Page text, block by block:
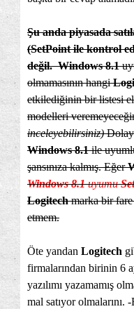
Şu anda piyasada
(SetPoint ile kontrol
değil. Windows 8.1
olmamasının hangi
etkilediğinin bir listesi
modelleri
inceleyebilirsiniz)
Windows 8.1ile
şansınıza kalmış. Eğer
Windows 8.1uyumu
Logitechmarka bir fare
etmem.
Öte yandan Logitech
firmalarından birinin 6
yazılımı yazamamış
mal satıyor olmalarını.